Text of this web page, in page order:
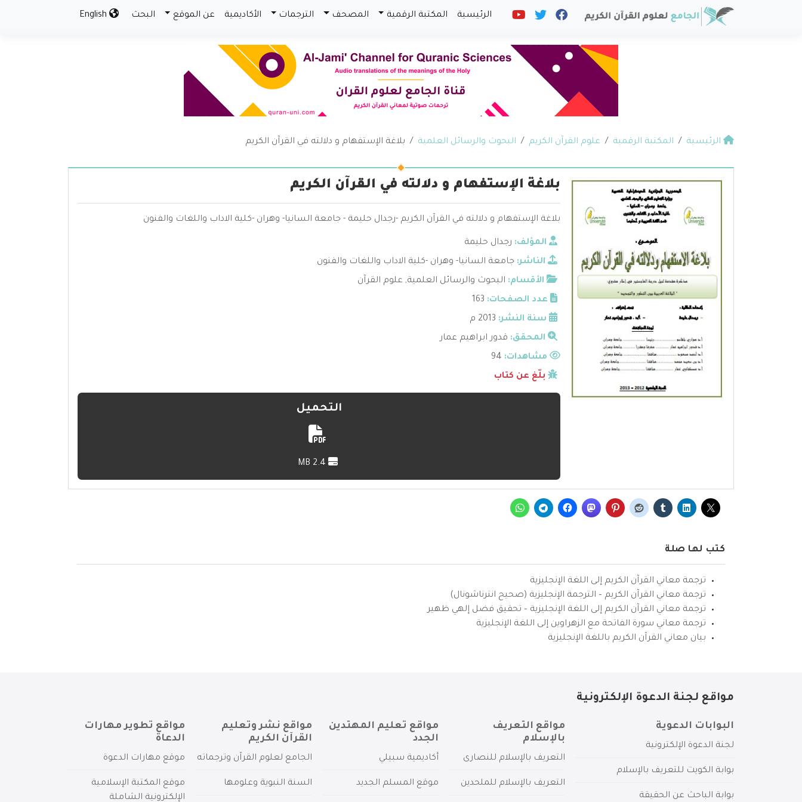
الرئيسية المكتبة الرقمية المصحف الترجمات الأكاديمية عن الموقع البحث
الرئيسية المكتبة الرقمية علوم القرآن الكريم البحوث والرسائل العلمية بلاغة الإستفهام و دلالته في القرآن الكريم
بلاغة الإستفهام و دلالته في القرآن الكريم
بلاغة الإستفهام و دلالته في القرآن الكريم -رجدال حليمة - جامعة السانيا- وهران -كلية الاداب واللغات والفنون
المؤلف: رجدال حليمة
الناشر: جامعة السانيا- وهران -كلية الاداب واللغات والفنون
الأقسام: البحوث والرسائل العلمية, علوم القرآن
عدد الصفحات: 163
سنة النشر: 2013 م
المحقق: قدور ابراهيم عمار
مشاهدات:
بلّغ عن كتاب
التحميل
كتب لها صلة
ترجمة معاني القرآن الكريم إلى اللغة الإنجليزية
ترجمة معاني القرآن الكريم – الترجمة الإنجليزية (صحيح انترناشونال)
ترجمة معاني القرآن الكريم إلى اللغة الإنجليزية – تحقيق فضل إلهي ظهير
ترجمة معاني سورة الفاتحة مع الزهراوين إلى اللغة الإنجليزية
بيان معاني القرآن الكريم باللغة الإنجليزية
مواقع لجنة الدعوة الإلكترونية
البوابات الدعوية
لجنة الدعوة الإلكترونية
بوابة الكويت للتعريف بالإسلام
بوابة الباحث عن الحقيقة
مواقع التعريف
بالإسلام
التعريف بالإسلام للنصارى
التعريف بالإسلام للملحدين
مواقع تعليم المهتدين
الجدد
أكاديمية سبيلي
موقع المسلم الجديد
مواقع نشر وتعليم
القرآن الكريم
الجامع لعلوم القرآن وترجماته
السنة النبوية وعلومها
مواقع تطوير مهارات
الدعاة
موقع مهارات الدعوة
موقع المكتبة الإسلامية
الإلكترونية الشاملة